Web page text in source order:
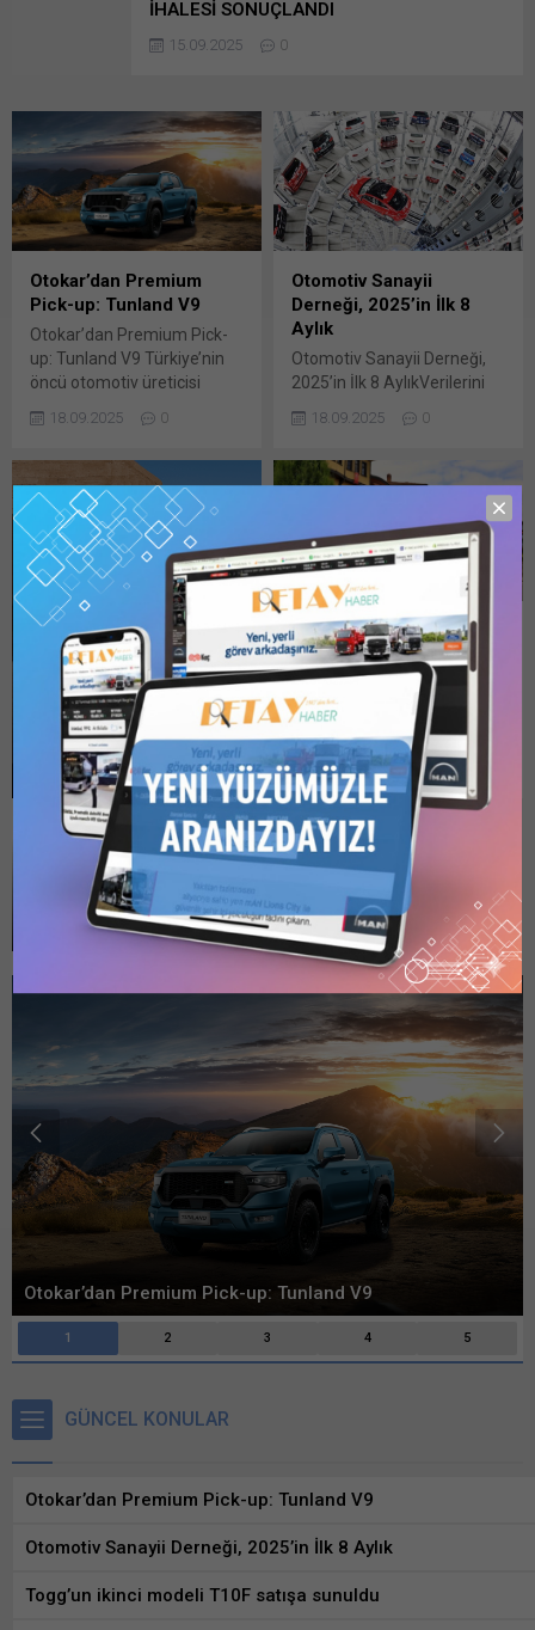
İHALESİ SONUÇLANDI
15.09.2025 0
Otokar’dan Premium
Pick-up: Tunland V9
Otokar’dan Premium Pick-
up: Tunland V9 Türkiye’nin
öncü otomotiv üreticisi
Otokar, hızlı bir başlangıç
yaptığı pick-up pazarındaki
Foton Tunland V9 ile daha
da ileri taşımayı planlıyor.
Tunland V9, full-size boyutu,
hibrit motoru, yüksek
konforu ve teknolojisini
rekabetçi fiyatıyla
kullanıcısına sunuyor. Foton
Tunland V9, pick-up
tutkunlarına yeni bir...
18.09.2025 0
Otomotiv Sanayii
Derneği, 2025’in İlk 8
Aylık
Otomotiv Sanayii Derneği,
2025’in İlk 8 AylıkVerilerini
Açıkladı! Yılın İlk 8 Aylık
Döneminde Otomotiv
Yüzde 7 Büyüdü! Otomotiv
Sanayii Derneği (OSD) 2025
yılının ilk 8 aylık dönemine
ilişkin verileri açıkladı. Geçen
yılın aynı dönemine göre
yüzde 4 artış gösteren
toplam üretim 908 bin 238
adet olarak...
18.09.2025 0
Togg’un ikinci modeli
T10F satışa sunuldu
16.09.2025
ESKİŞEHİR BB, 25 ADET
OTOBÜS SİPARİŞİNİ
ANADOLU ISUZU
FİRMASINA VERDİ
ESKİŞEHİR BB, 25 ADET
OTOBÜS SİPARİŞİNİ
ANADOLU ISUZU
FİRMASINA VERDİ Eskişehir
Büyükşehir Belediyesi’nce
ihtiyaç listesinde bulunan
2025/983623 İKN
numarasıyla 08.08.2025
tarihinde ihalesi
gerçekleştirilen dosya
konusu Bu gönderiye
erişmek için 1 Kullanıcılı // 6
Aylık Abonelik, 1 Kullanıcılı //
Yıllık Abonelik, 3 Kullanıcılı //
Yıllık Abonelik veya 6
Kullanıcılı //...
15.09.2025 0
ESKİŞEHİR BB’NİN 25
ADET OTOBÜS ALIM
İHALESİ SONUÇLANDI
15.09.2025 0
Otomotiv Sanayii Derneği, 2025’in İlk 8 Aylık
1 2 3 4 5
GÜNCEL KONULAR
Otokar’dan Premium Pick-up: Tunland V9
Otomotiv Sanayii Derneği, 2025’in İlk 8 Aylık
Togg’un ikinci modeli T10F satışa sunuldu